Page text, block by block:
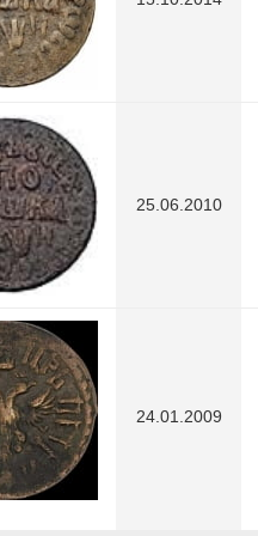
25.06.2010
24.01.2009